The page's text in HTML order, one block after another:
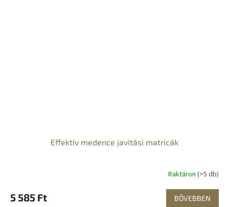
Effektív medence javítási matricák
Raktáron (>5 db)
5 585 Ft BŐVEBBEN